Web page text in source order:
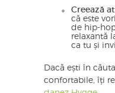
Creează
că este
de hip-
relaxantă
ca tu și
Dacă ești în
confortabile, îți